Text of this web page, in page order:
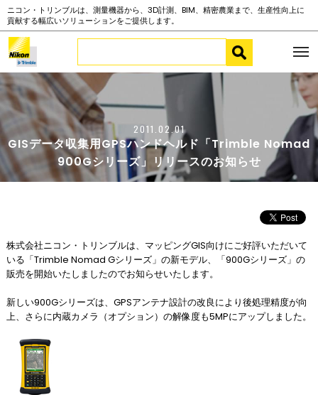
ニコン・トリンブルは、測量機器から、3D計測、BIM、精密農業まで、生産性向上に
貢献する幅広いソリューションをご提供します。
2011.02.01
GISデータ収集用GPSハンドヘルド「Trimble Nomad
900Gシリーズ」リリースのお知らせ
株式会社ニコン・トリンブルは、マッピングGIS向けにご好評いただいて
いる「Trimble Nomad Gシリーズ」の新モデル、「900Gシリーズ」の
販売を開始いたしましたのでお知らせいたします。
新しい900Gシリーズは、GPSアンテナ設計の改良により後処理精度が向
上、さらに内蔵カメラ（オプション）の解像度も5MPにアップしました。